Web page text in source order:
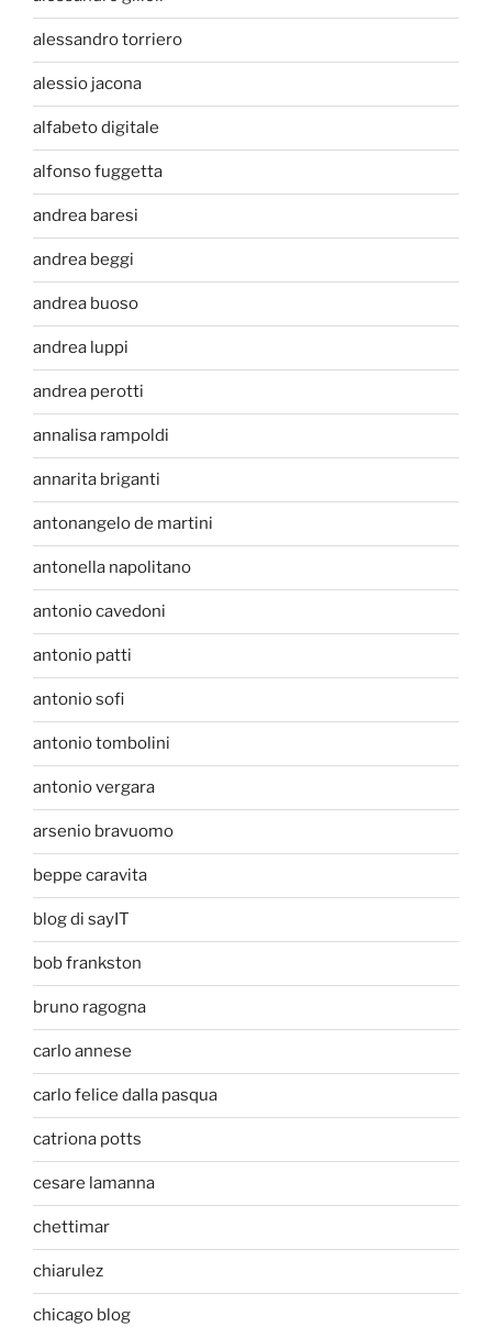
alessandro torriero
alessio jacona
alfabeto digitale
alfonso fuggetta
andrea baresi
andrea beggi
andrea buoso
andrea luppi
andrea perotti
annalisa rampoldi
annarita briganti
antonangelo de martini
antonella napolitano
antonio cavedoni
antonio patti
antonio sofi
antonio tombolini
antonio vergara
arsenio bravuomo
beppe caravita
blog di sayIT
bob frankston
bruno ragogna
carlo annese
carlo felice dalla pasqua
catriona potts
cesare lamanna
chettimar
chiarulez
chicago blog